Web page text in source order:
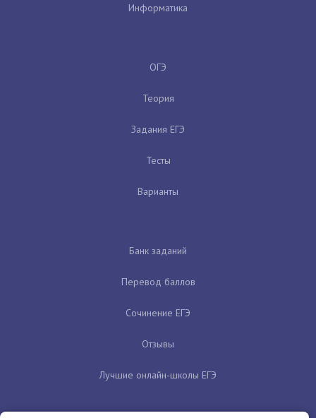
Информатика
ОГЭ
Теория
Задания ЕГЭ
Тесты
Варианты
Банк заданий
Перевод баллов
Сочинение ЕГЭ
Отзывы
Лучшие онлайн-школы ЕГЭ